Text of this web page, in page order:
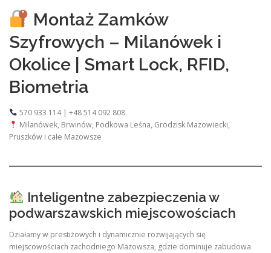
Montaż Zamków
Szyfrowych – Milanówek i
Okolice | Smart Lock, RFID,
Biometria
570 933 114 | +48 514 092 808
Milanówek, Brwinów, Podkowa Leśna, Grodzisk Mazowiecki,
Pruszków i całe Mazowsze
Inteligentne zabezpieczenia w
podwarszawskich miejscowościach
Działamy w prestiżowych i dynamicznie rozwijających się
miejscowościach zachodniego Mazowsza, gdzie dominuje zabudowa